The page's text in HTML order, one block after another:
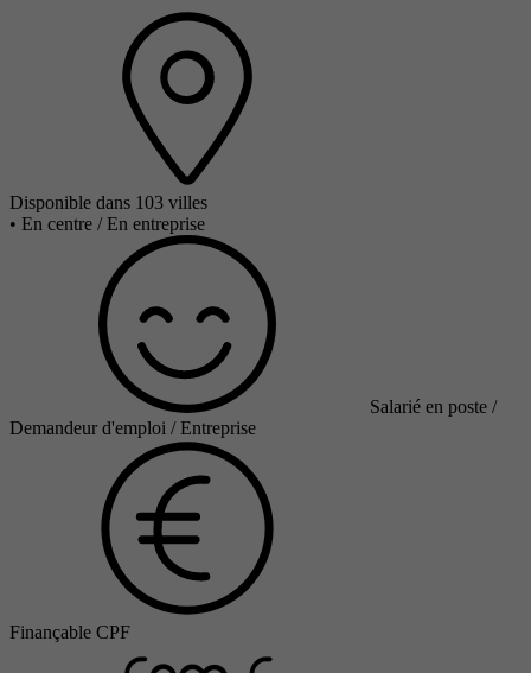
Disponible dans 103 villes
• En centre / En entreprise
Salarié en poste /
Demandeur d'emploi / Entreprise
Finançable CPF